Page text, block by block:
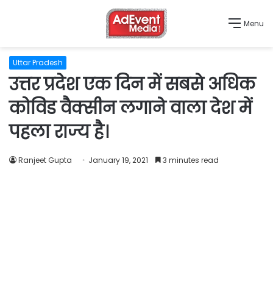
Menu
Uttar Pradesh
उत्तर प्रदेश एक दिन में सबसे अधिक
कोविड वैक्सीन लगाने वाला देश में
पहला राज्य है।
Ranjeet Gupta January 19, 2021 3 minutes read